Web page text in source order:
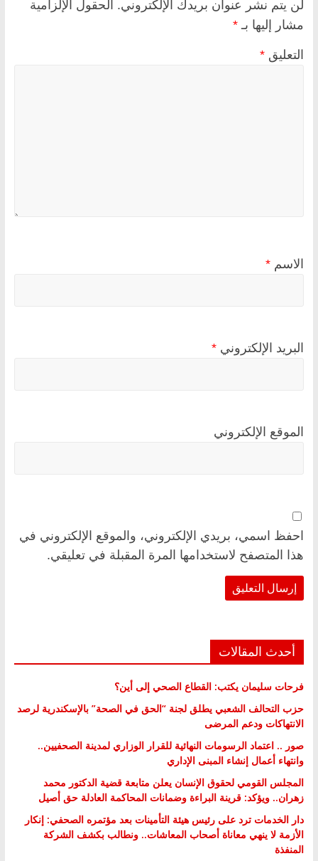
لن يتم نشر عنوان بريدك الإلكتروني. الحقول الإلزامية
مشار إليها بـ *
التعليق *
الاسم *
البريد الإلكتروني *
الموقع الإلكتروني
احفظ اسمي، بريدي الإلكتروني، والموقع الإلكتروني في
هذا المتصفح لاستخدامها المرة المقبلة في تعليقي.
أحدث المقالات
فرحات سليمان يكتب: القطاع الصحي إلى أين؟
حزب التحالف الشعبي يطلق لجنة “الحق في الصحة” بالإسكندرية لرصد
الانتهاكات ودعم المرضى
صور .. اعتماد الرسومات النهائية للقرار الوزاري لمدينة الصحفيين..
وانتهاء أعمال إنشاء المبنى الإداري
المجلس القومي لحقوق الإنسان يعلن متابعة قضية الدكتور محمد
زهران.. ويؤكد: قرينة البراءة وضمانات المحاكمة العادلة حق أصيل
دار الخدمات ترد على رئيس هيئة التأمينات بعد مؤتمره الصحفي: إنكار
الأزمة لا ينهي معاناة أصحاب المعاشات.. ونطالب بكشف الشركة
المنفذة